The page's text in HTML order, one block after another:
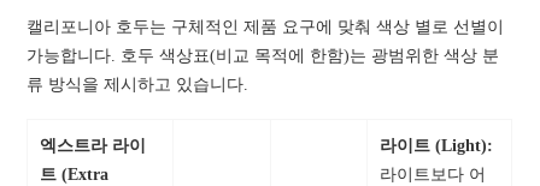
캘리포니아 호두는 구체적인 제품 요구에 맞춰 색상 별로 선별이
가능합니다. 호두 색상표(비교 목적에 한함)는 광범위한 색상 분
류 방식을 제시하고 있습니다.
엑스트라 라이
트 (Extra
라이트 (Light):
라이트보다 어